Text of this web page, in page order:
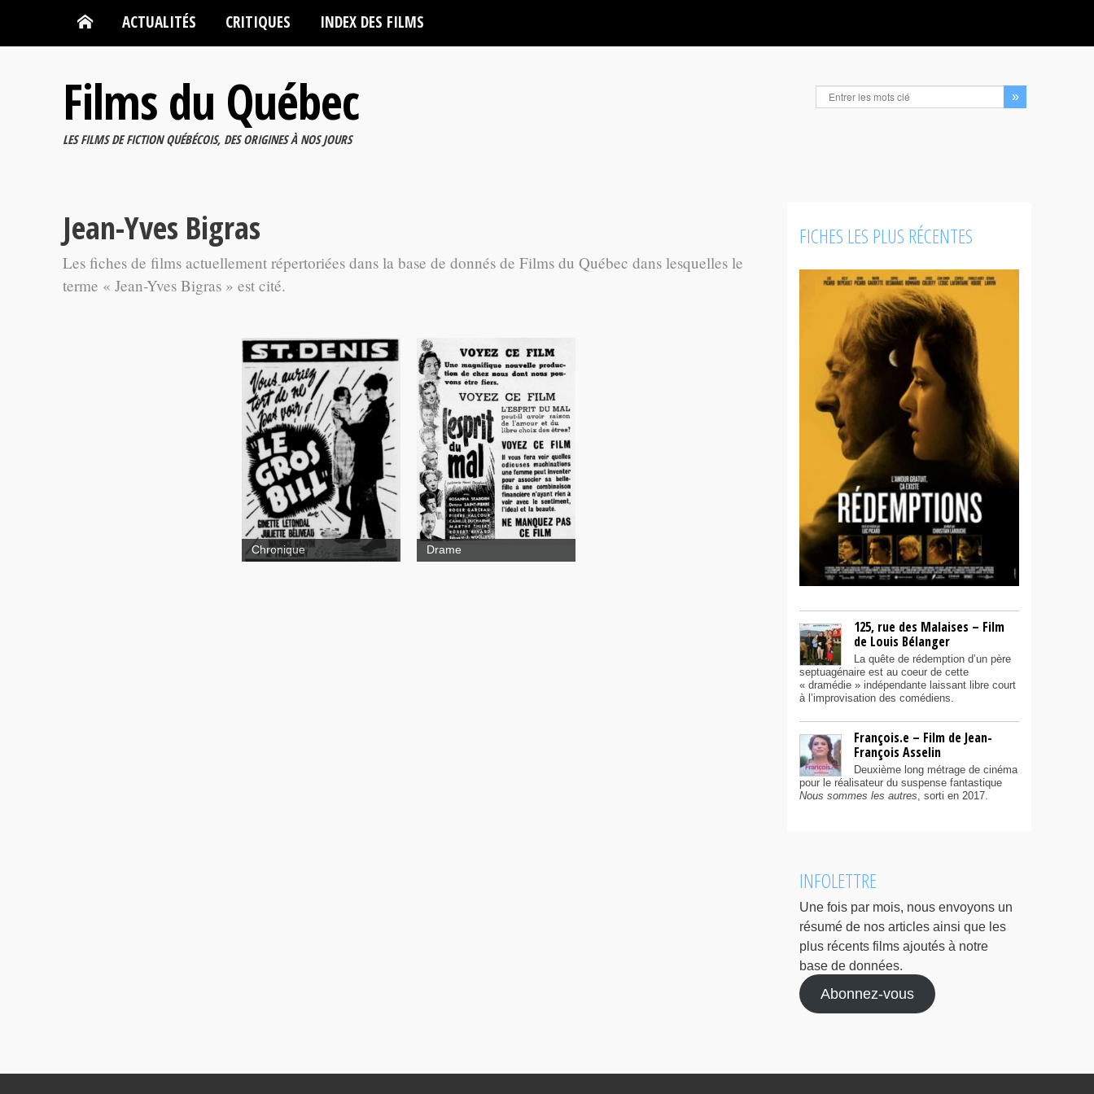
ACTUALITÉS CRITIQUES INDEX DES FILMS
Films du Québec
LES FILMS DE FICTION QUÉBÉCOIS, DES ORIGINES À NOS JOURS
Jean-Yves Bigras
Les fiches de films actuellement répertoriées dans la base de donnés de Films du Québec dans lesquelles le
terme « Jean-Yves Bigras » est cité.
Le gros
Bill
Chronique
L'esprit du mal
Drame
FICHES LES PLUS RÉCENTES
125, rue des Malaises – Film
de Louis Bélanger
La quête de rédemption d’un père
septuagénaire est au coeur de cette
« dramédie » indépendante laissant libre court
à l’improvisation des comédiens.
François.e – Film de Jean-
François Asselin
Deuxième long métrage de cinéma
pour le réalisateur du suspense fantastique
Nous sommes les autres, sorti en 2017.
INFOLETTRE
Une fois par mois, nous envoyons un
résumé de nos articles ainsi que les
plus récents films ajoutés à notre
base de données.
Abonnez-vous